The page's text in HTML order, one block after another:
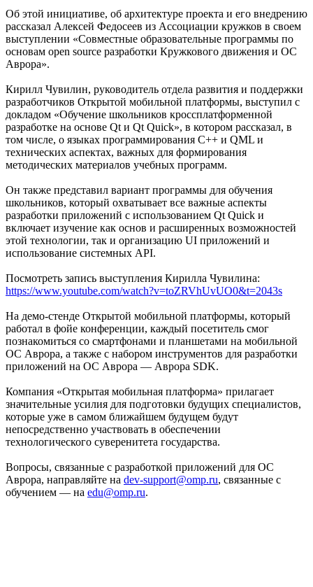
Об этой инициативе, об архитектуре проекта и его внедрению
рассказал Алексей Федосеев из Ассоциации кружков в своем
выступлении «Совместные образовательные программы по
основам open source разработки Кружкового движения и ОС
Аврора».
Кирилл Чувилин, руководитель отдела развития и поддержки
разработчиков Открытой мобильной платформы, выступил с
докладом «Обучение школьников кроссплатформенной
разработке на основе Qt и Qt Quick», в котором рассказал, в
том числе, о языках программирования C++ и QML и
технических аспектах, важных для формирования
методических материалов учебных программ.
Он также представил вариант программы для обучения
школьников, который охватывает все важные аспекты
разработки приложений с использованием Qt Quick и
включает изучение как основ и расширенных возможностей
этой технологии, так и организацию UI приложений и
использование системных API.
Посмотреть запись выступления Кирилла Чувилина:
https://www.youtube.com/watch?v=toZRVhUvUO0&t=2043s
На демо-стенде Открытой мобильной платформы, который
работал в фойе конференции, каждый посетитель смог
познакомиться со смартфонами и планшетами на мобильной
ОС Аврора, а также с набором инструментов для разработки
приложений на ОС Аврора — Аврора SDK.
Компания «Открытая мобильная платформа» прилагает
значительные усилия для подготовки будущих специалистов,
которые уже в самом ближайшем будущем будут
непосредственно участвовать в обеспечении
технологического суверенитета государства.
Вопросы, связанные с разработкой приложений для ОС
Аврора, направляйте на dev-support@omp.ru, связанные с
обучением — на edu@omp.ru.